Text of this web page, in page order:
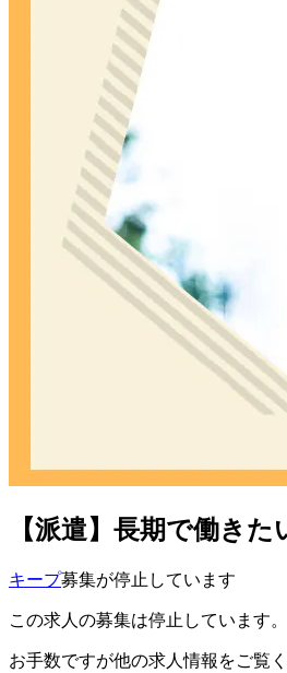
【派遣】長期で働き
キープ募集が停止しています
この求人の募集は停止しています。
お手数ですが他の求人情報をご覧く